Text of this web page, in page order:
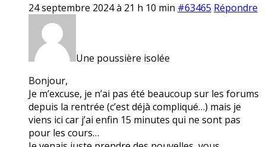
24 septembre 2024 à 21 h 10 min #63465 Répondre
Une poussière isolée
Bonjour,
Je m’excuse, je n’ai pas été beaucoup sur les forums
depuis la rentrée (c’est déjà compliqué…) mais je
viens ici car j’ai enfin 15 minutes qui ne sont pas
pour les cours…